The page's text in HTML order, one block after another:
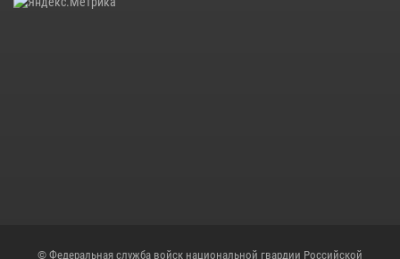
© Федеральная служба войск национальной гвардии Российской